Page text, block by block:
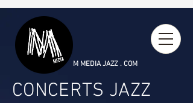
M MEDIA JAZZ . COM
CONCERTS JAZZ